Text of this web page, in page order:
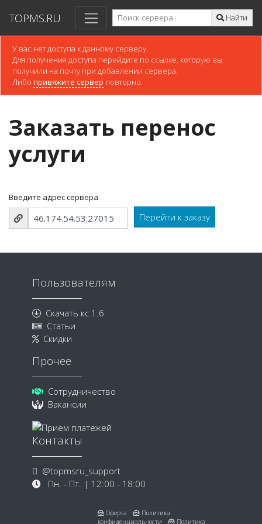
TOPMS.RU Найти
У вас нет доступа к данному серверу.
Для получения доступа перейдите по ссылке, которую вы
получили на почту при добавлении сервера.
Либо привяжите сервер повторно.
Заказать перенос
услуги
Введите адрес сервера
Пользователям
Скачать кс 1.6
Статьи
Скидки
Прочее
Сотрудничество
Вакансии
Контакты
@topmsru_support
Пн. - Пт. | 12:00 - 18:00
Оферта
Политика
конфиденциальности
Политика